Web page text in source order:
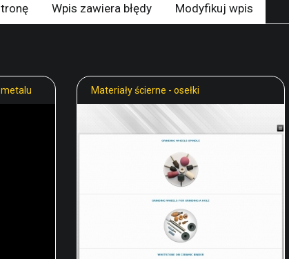
Wpis zawiera błędy Modyfikuj wpis
Materiały ścierne - osełki